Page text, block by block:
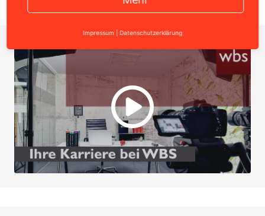
Impressum Datenschutzerklärung